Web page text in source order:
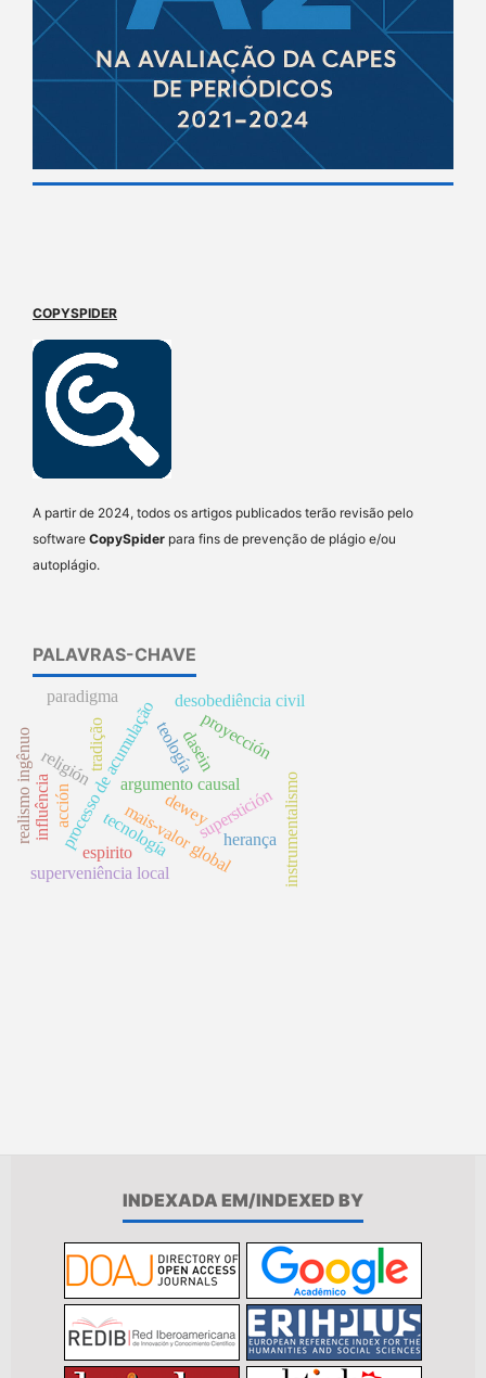
COPYSPIDER
A partir de 2024, todos os artigos publicados terão revisão pelo
software CopySpider para fins de prevenção de plágio e/ou
autoplágio.
PALAVRAS-CHAVE
argumento causal
superstición
proyección
processo de acumulaçãomais-valor global
superveniência local
religión
realismo ingênuo tecnología instrumentalismo
dewey
teología
espirito
influência
desobediência civil
dasein
herança
tradição
acción
paradigma
INDEXADA EM/INDEXED BY